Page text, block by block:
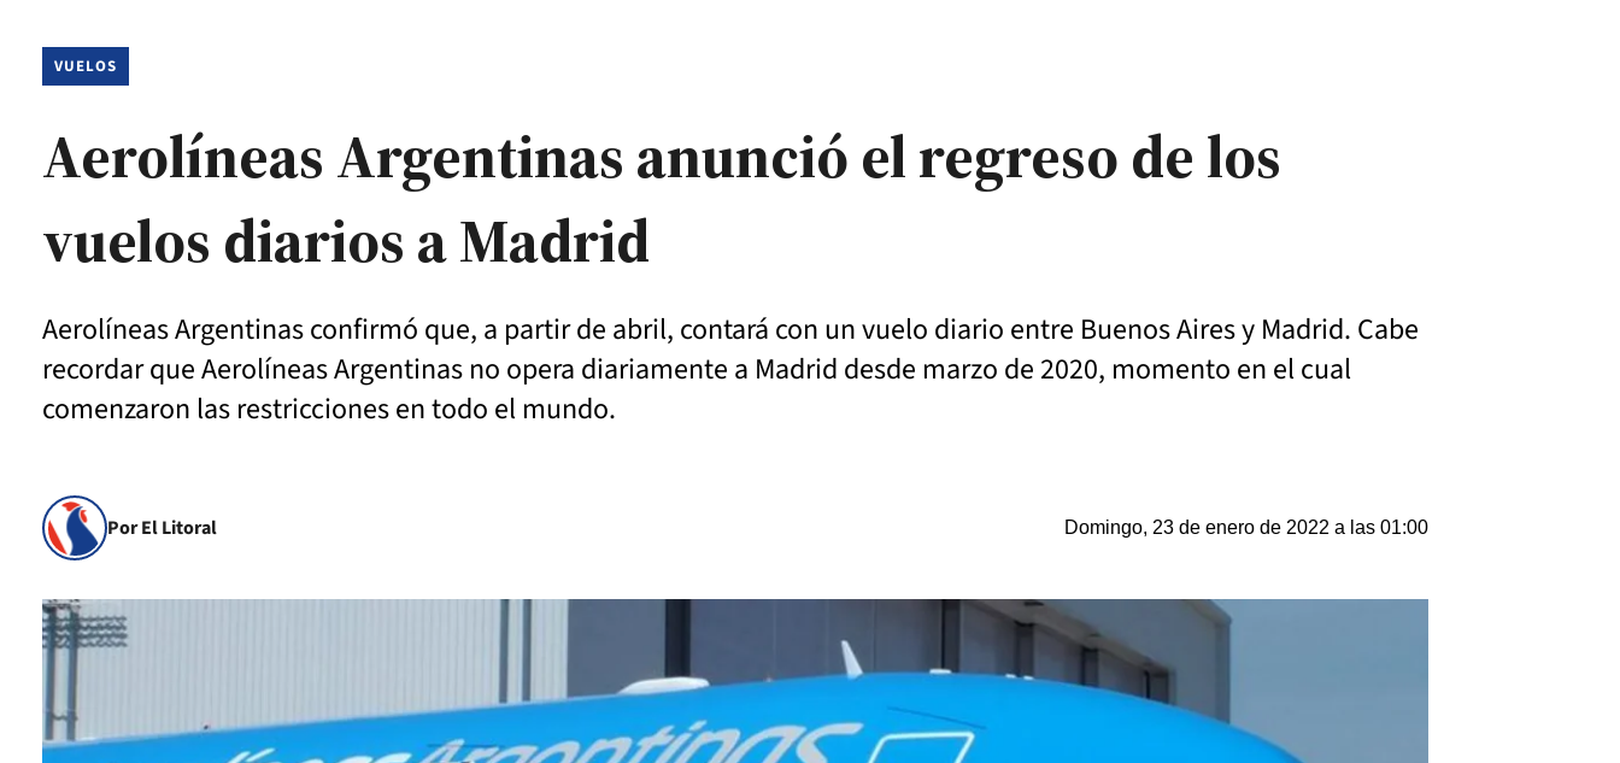
VUELOS
Aerolíneas Argentinas anunció el regreso de los
vuelos diarios a Madrid
Aerolíneas Argentinas confirmó que, a partir de abril, contará con un vuelo diario entre Buenos Aires y Madrid. Cabe
recordar que Aerolíneas Argentinas no opera diariamente a Madrid desde marzo de 2020, momento en el cual
comenzaron las restricciones en todo el mundo.
Por El Litoral Domingo, 23 de enero de 2022 a las 01:00